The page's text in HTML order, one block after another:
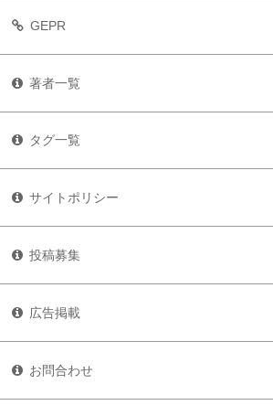
GEPR
著者一覧
タグ一覧
サイトポリシー
投稿募集
広告掲載
お問合わせ